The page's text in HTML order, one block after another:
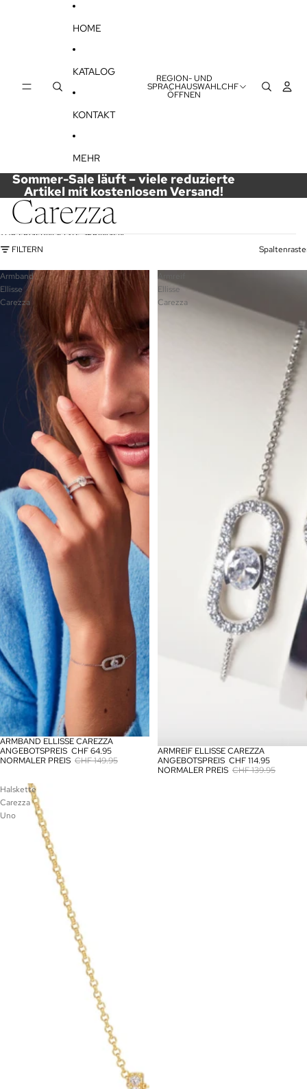
HOME
KATALOG
KONTAKT
MEHR
REGION- UND
SPRACHAUSWAHL
ÖFFNEN
CHF
Sommer-Sale läuft – viele reduzierte
Artikel mit kostenlosem Versand!
Carezza
ZUR ERGEBNISLISTE SPRINGEN
FILTERN
Armband
Ellisse
Carezza
SALE
ARMBAND ELLISSE CAREZZA
ANGEBOTSPREIS CHF 64.95
NORMALER PREIS CHF 149.95
Ellisse
Carezza
SALE
ARMREIF ELLISSE CAREZZA
ANGEBOTSPREIS CHF 114.95
NORMALER PREIS CHF 139.95
Halskette
Carezza
Uno